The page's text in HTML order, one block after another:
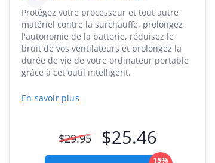
Protégez votre processeur et tout autre
matériel contre la surchauffe, prolongez
l'autonomie de la batterie, réduisez le
bruit de vos ventilateurs et prolongez la
durée de vie de votre ordinateur portable
grâce à cet outil intelligent.
En savoir plus
$29.95 $25.46
15%